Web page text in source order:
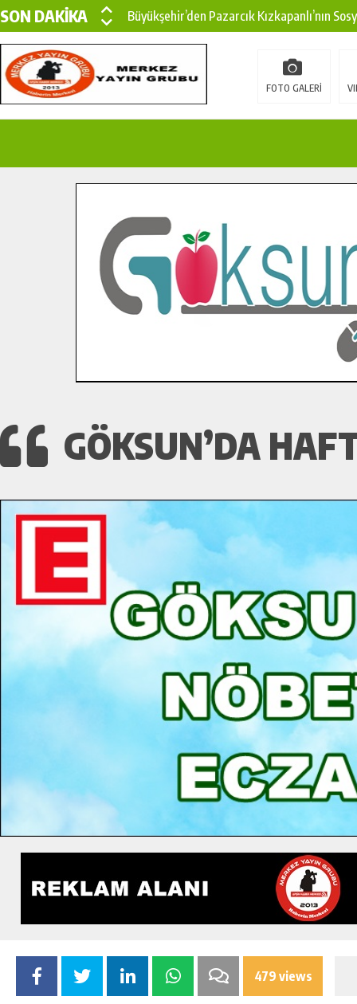
SON DAKİKA
Büyükşehir’den Pazarcık Kızkapanlı’nın
Büyükşehir’den Pazarcık Kırsalına Modern
Çin’den KSÜ’ye Uluslararası Başarı:
İlçe Jandarma Komutanı Karakaya’dan
Bertiz’in Yeni Köprüsünde Sona Doğru.
FOTO GALERİ
GÖKSUN’DA
479 views